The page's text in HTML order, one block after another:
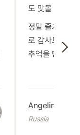
도 맛볼 수 있었
정말 즐거운 시
로 감사드립니
추억을 만들 수
Angelina
Russia